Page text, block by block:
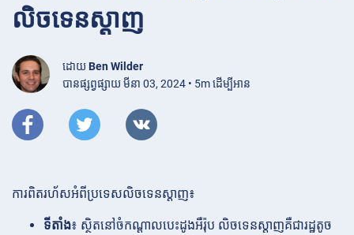
លិចទេនស្តាញ
ដោយ Ben Wilder
បានផ្សព្វផ្សាយ មីនា 03, 2024 • 5m ដើម្បីអាន
ការពិតរហ័សអំពីប្រទេសលិចទេនស្តាញ៖
ទីតាំង៖ ស្ថិតនៅចំកណ្ដាលបេះដូងអឺរ៉ុប លិចទេនស្តាញគឺជារដ្ឋតូច